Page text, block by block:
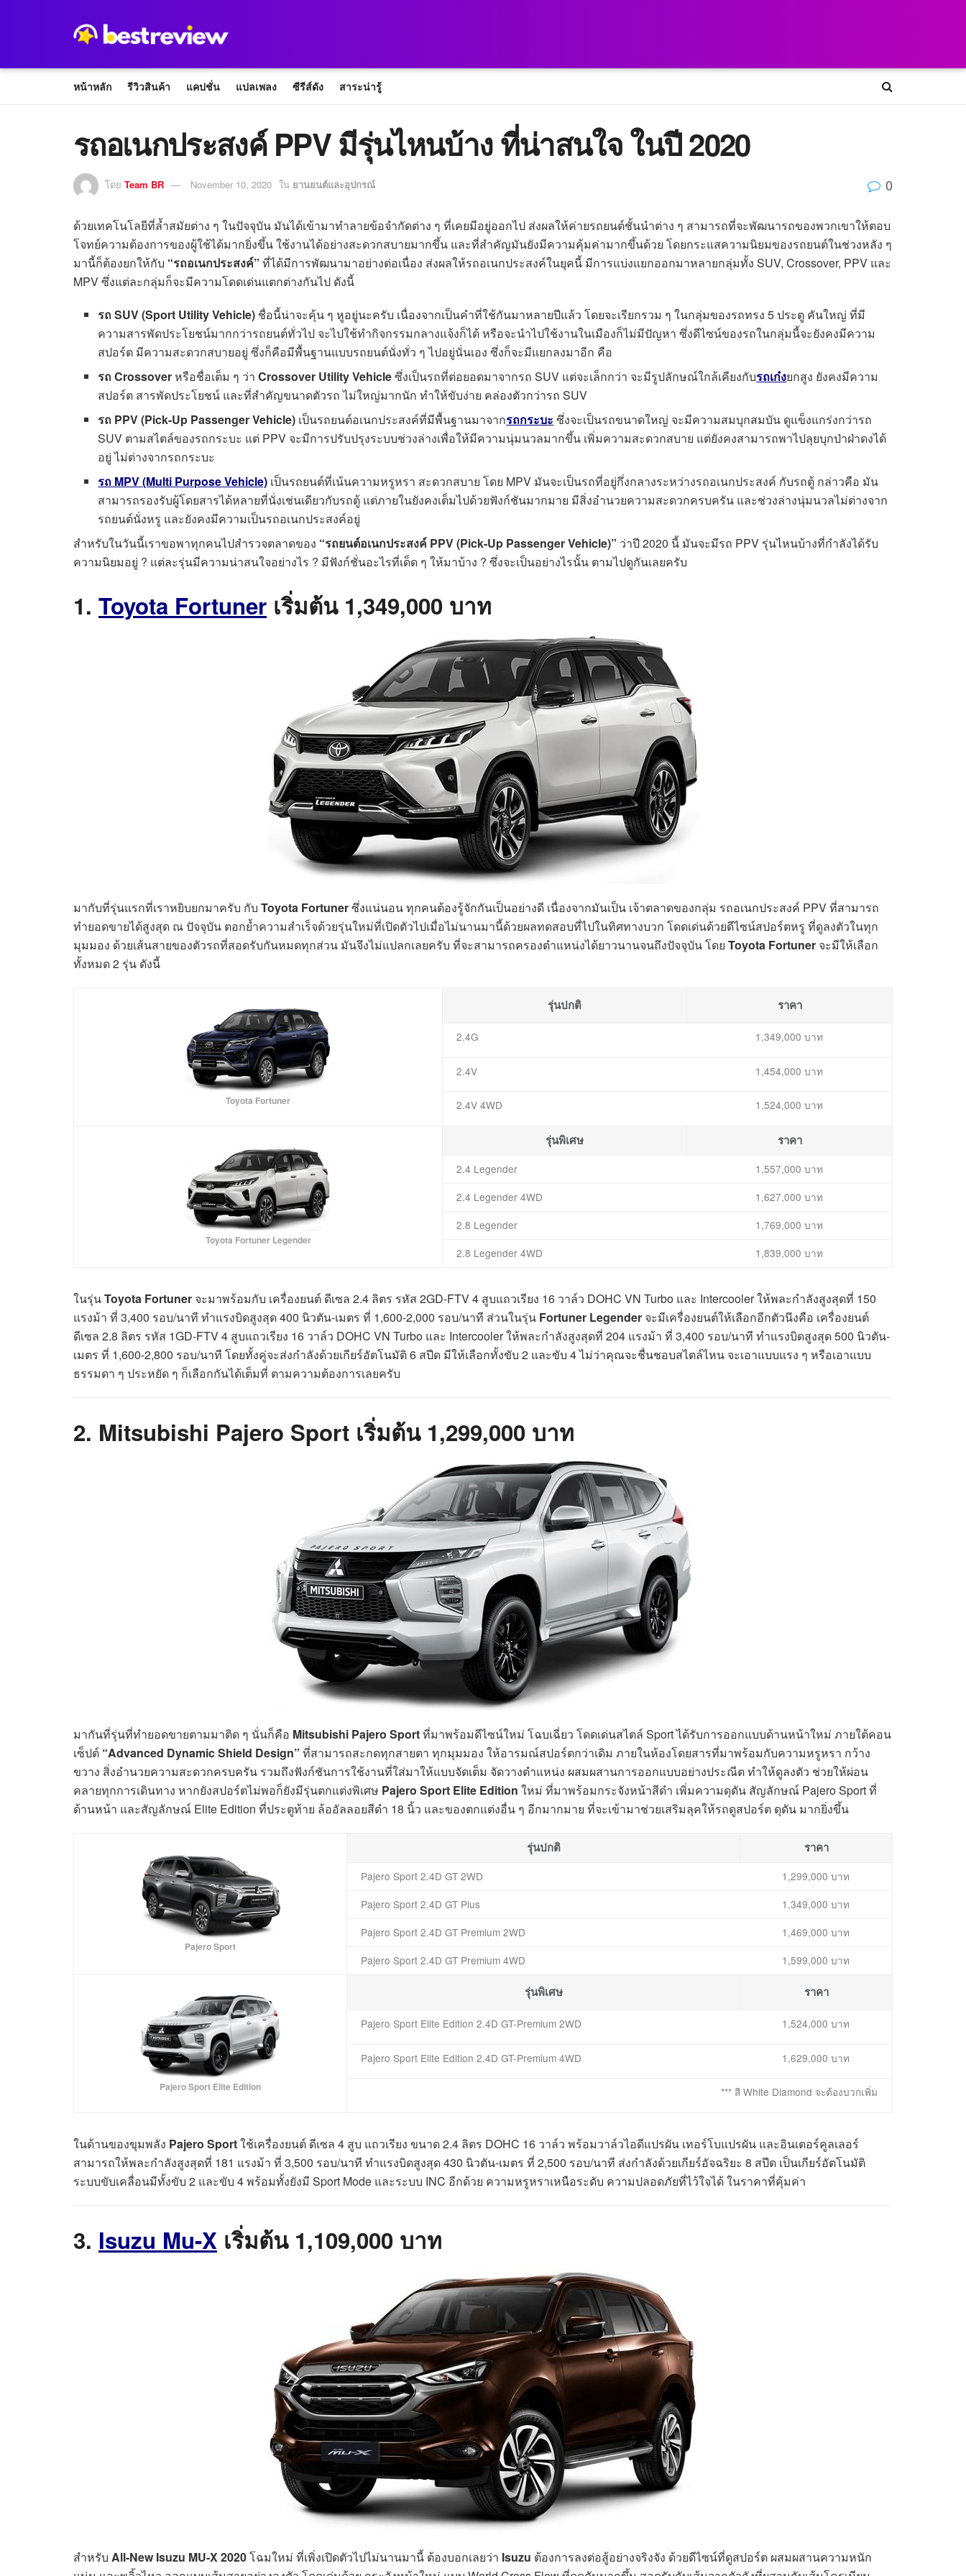
หน้าหลัก รีวิวสินค้า แคปชั่น แปลเพลง ซีรีส์ดัง สาระน่ารู้
รถอเนกประสงค์ PPV มีรุ่นไหนบ้าง ที่น่าสนใจ ในปี 2020
โดย Team BR November 10, 2020 ใน ยานยนต์และอุปกรณ์ 0
ด้วยเทคโนโลยีที่ล้ำสมัยต่าง ๆ ในปัจจุบัน มันได้เข้ามาทำลายข้อจำกัดต่าง ๆ ที่เคยมีอยู่ออกไป ส่งผลให้ค่ายรถยนต์ชั้นนำต่าง ๆ สามารถที่จะพัฒนารถของพวกเขาให้ตอบ
โจทย์ความต้องการของผู้ใช้ได้มากยิ่งขึ้น ใช้งานได้อย่างสะดวกสบายมากขึ้น และที่สำคัญมันยังมีความคุ้มค่ามากขึ้นด้วย โดยกระแสความนิยมของรถยนต์ในช่วงหลัง ๆ
มานี้ก็ต้องยกให้กับ “รถอเนกประสงค์” ที่ได้มีการพัฒนามาอย่างต่อเนื่อง ส่งผลให้รถอเนกประสงค์ในยุคนี้ มีการแบ่งแยกออกมาหลายกลุ่มทั้ง SUV, Crossover, PPV และ
MPV ซึ่งแต่ละกลุ่มก็จะมีความโดดเด่นแตกต่างกันไป ดังนี้
รถ SUV (Sport Utility Vehicle) ชื่อนี้น่าจะคุ้น ๆ หูอยู่นะครับ เนื่องจากเป็นคำที่ใช้กันมาหลายปีแล้ว โดยจะเรียกรวม ๆ ในกลุ่มของรถทรง 5 ประตู คันใหญ่ ที่มี
ความสารพัดประโยชน์มากกว่ารถยนต์ทั่วไป จะไปใช้ทำกิจกรรมกลางแจ้งก็ได้ หรือจะนำไปใช้งานในเมืองก็ไม่มีปัญหา ซึ่งดีไซน์ของรถในกลุ่มนี้จะยังคงมีความ
สปอร์ต มีความสะดวกสบายอยู่ ซึ่งก็คือมีพื้นฐานแบบรถยนต์นั่งทั่ว ๆ ไปอยู่นั่นเอง ซึ่งก็จะมีแยกลงมาอีก คือ
รถ Crossoverหรือชื่อเต็ม ๆ ว่าCrossover Utility Vehicleซึ่งเป็นรถที่ต่อยอดมาจากรถ SUV แต่จะเล็กกว่า จะมีรูปลักษณ์ใกล้เคียงกับรถเก๋งยกสูง ยังคงมีความ
สปอร์ต สารพัดประโยชน์ และที่สำคัญขนาดตัวรถ ไม่ใหญ่มากนัก ทำให้ขับง่าย คล่องตัวกว่ารถ SUV
รถ PPV (Pick-Up Passenger Vehicle) เป็นรถยนต์อเนกประสงค์ที่มีพื้นฐานมาจากรถกระบะ ซึ่งจะเป็นรถขนาดใหญ่ จะมีความสมบุกสมบัน ดูแข็งแกร่งกว่ารถ
SUV ตามสไตล์ของรถกระบะ แต่ PPV จะมีการปรับปรุงระบบช่วงล่างเพื่อให้มีความนุ่มนวลมากขึ้น เพิ่มความสะดวกสบาย แต่ยังคงสามารถพาไปลุยบุกป่าฝ่าดงได้
อยู่ ไม่ต่างจากรถกระบะ
รถ MPV (Multi Purpose Vehicle) เป็นรถยนต์ที่เน้นความหรูหรา สะดวกสบาย โดย MPV มันจะเป็นรถที่อยู่กึ่งกลางระหว่างรถอเนกประสงค์ กับรถตู้ กล่าวคือ มัน
สามารถรองรับผู้โดยสารได้หลายที่นั่งเช่นเดียวกับรถตู้ แต่ภายในยังคงเต็มไปด้วยฟังก์ชันมากมาย มีสิ่งอำนวยความสะดวกครบครัน และช่วงล่างนุ่มนวลไม่ต่างจาก
รถยนต์นั่งหรู และยังคงมีความเป็นรถอเนกประสงค์อยู่
สำหรับในวันนี้เราขอพาทุกคนไปสำรวจตลาดของ “รถยนต์อเนกประสงค์ PPV (Pick-Up Passenger Vehicle)” ว่าปี 2020 นี้ มันจะมีรถ PPV รุ่นไหนบ้างที่กำลังได้รับ
ความนิยมอยู่ ? แต่ละรุ่นมีความน่าสนใจอย่างไร ? มีฟังก์ชั่นอะไรที่เด็ด ๆ ให้มาบ้าง ? ซึ่งจะเป็นอย่างไรนั้น ตามไปดูกันเลยครับ
1. Toyota Fortuner เริ่มต้น 1,349,000 บาท
มากับที่รุ่นแรกที่เราหยิบยกมาครับ กับ Toyota Fortunerซึ่งแน่นอน ทุกคนต้องรู้จักกันเป็นอย่างดี เนื่องจากมันเป็น เจ้าตลาดของกลุ่ม รถอเนกประสงค์ PPV ที่สามารถ
ทำยอดขายได้สูงสุด ณ ปัจจุบัน ตอกย้ำความสำเร็จด้วยรุ่นใหม่ที่เปิดตัวไปเมื่อไม่นานมานี้ด้วยผลทดสอบที่ไปในทิศทางบวก โดดเด่นด้วยดีไซน์สปอร์ตหรู ที่ดูลงตัวในทุก
มุมมอง ด้วยเส้นสายของตัวรถที่สอดรับกันหมดทุกส่วน มันจึงไม่แปลกเลยครับ ที่จะสามารถครองตำแหน่งได้ยาวนานจนถึงปัจจุบัน โดย Toyota Fortuner จะมีให้เลือก
ทั้งหมด 2 รุ่น ดังนี้
Toyota Fortuner
รุ่นปกติ ราคา
2.4G 1,349,000 บาท
2.4V 1,454,000 บาท
2.4V 4WD 1,524,000 บาท
Toyota Fortuner Legender
รุ่นพิเศษ ราคา
2.4 Legender
1,557,000 บาท
2.4 Legender 4WD
1,627,000 บาท
2.8 Legender
1,769,000 บาท
2.8 Legender 4WD
1,839,000 บาท
ในรุ่นToyota Fortuner จะมาพร้อมกับ เครื่องยนต์ ดีเซล 2.4 ลิตร รหัส 2GD-FTV 4 สูบแถวเรียง 16 วาล์ว DOHC VN Turbo และ Intercooler ให้พละกำลังสูงสุดที่ 150
แรงม้า ที่ 3,400 รอบ/นาที ทำแรงบิดสูงสุด 400 นิวตัน-เมตร ที่ 1,600-2,000 รอบ/นาที ส่วนในรุ่น Fortuner Legender จะมีเครื่องยนต์ให้เลือกอีกตัวนึงคือ เครื่องยนต์
ดีเซล 2.8 ลิตร รหัส 1GD-FTV 4 สูบแถวเรียง 16 วาล์ว DOHC VN Turbo และ Intercooler ให้พละกำลังสูงสุดที่ 204 แรงม้า ที่ 3,400 รอบ/นาที ทำแรงบิดสูงสุด 500 นิวตัน-
เมตร ที่ 1,600-2,800 รอบ/นาที โดยทั้งคู่จะส่งกำลังด้วยเกียร์อัตโนมัติ 6 สปีด มีให้เลือกทั้งขับ 2 และขับ 4 ไม่ว่าคุณจะชื่นชอบสไตล์ไหน จะเอาแบบแรง ๆ หรือเอาแบบ
ธรรมดา ๆ ประหยัด ๆ ก็เลือกกันได้เต็มที่ ตามความต้องการเลยครับ
2. Mitsubishi Pajero Sport เริ่มต้น 1,299,000 บาท
มากันที่รุ่นที่ทำยอดขายตามมาติด ๆ นั่นก็คือ Mitsubishi Pajero Sportที่มาพร้อมดีไซน์ใหม่ โฉบเฉี่ยว โดดเด่นสไตล์ Sport ได้รับการออกแบบด้านหน้าใหม่ ภายใต้คอน
เซ็ปต์ “Advanced Dynamic Shield Design” ที่สามารถสะกดทุกสายตา ทุกมุมมอง ให้อารมณ์สปอร์ตกว่าเดิม ภายในห้องโดยสารที่มาพร้อมกับความหรูหรา กว้าง
ขวาง สิ่งอำนวยความสะดวกครบครัน รวมถึงฟังก์ชันการใช้งานที่ใส่มาให้แบบจัดเต็ม จัดวางตำแหน่ง ผสมผสานการออกแบบอย่างประณีต ทำให้ดูลงตัว ช่วยให้ผ่อน
คลายทุกการเดินทาง หากยังสปอร์ตไม่พอก็ยังมีรุ่นตกแต่งพิเศษ Pajero Sport Elite Edition ใหม่ ที่มาพร้อมกระจังหน้าสีดำ เพิ่มความดุดัน สัญลักษณ์ Pajero Sport ที่
ด้านหน้า และสัญลักษณ์ Elite Edition ที่ประตูท้าย ล้ออัลลอยสีดำ 18 นิ้ว และของตกแต่งอื่น ๆ อีกมากมาย ที่จะเข้ามาช่วยเสริมลุคให้รถดูสปอร์ต ดุดัน มากยิ่งขึ้น
Pajero Sport
รุ่นปกติ ราคา
Pajero Sport 2.4D GT 2WD
1,299,000 บาท
Pajero Sport 2.4D GT Plus
1,349,000 บาท
Pajero Sport 2.4D GT Premium 2WD
1,469,000 บาท
Pajero Sport 2.4D GT Premium 4WD
1,599,000 บาท
Pajero Sport Elite Edition
รุ่นพิเศษ ราคา
Pajero Sport Elite Edition 2.4D GT-Premium 2WD 1,524,000 บาท
Pajero Sport Elite Edition 2.4D GT-Premium 4WD 1,629,000 บาท
*** สี White Diamond จะต้องบวกเพิ่ม
ในด้านของขุมพลัง Pajero Sportใช้เครื่องยนต์ ดีเซล 4 สูบ แถวเรียง ขนาด 2.4 ลิตร DOHC 16 วาล์ว พร้อมวาล์วไอดีแปรผัน เทอร์โบแปรผัน และอินเตอร์คูลเลอร์
สามารถให้พละกำลังสูงสุดที่ 181 แรงม้า ที่ 3,500 รอบ/นาที ทำแรงบิดสูงสุด 430 นิวตัน-เมตร ที่ 2,500 รอบ/นาที ส่งกำลังด้วยเกียร์อัจฉริยะ 8 สปีด เป็นเกียร์อัตโนมัติ
ระบบขับเคลื่อนมีทั้งขับ 2 และขับ 4 พร้อมทั้งยังมี Sport Mode และระบบ INC อีกด้วย ความหรูหราเหนือระดับ ความปลอดภัยที่ไว้ใจได้ ในราคาที่คุ้มค่า
3. Isuzu Mu-X เริ่มต้น 1,109,000 บาท
สำหรับ All-New Isuzu MU-X 2020โฉมใหม่ ที่เพิ่งเปิดตัวไปไม่นานมานี้ ต้องบอกเลยว่า Isuzu ต้องการลงต่อสู้อย่างจริงจัง ด้วยดีไซน์ที่ดูสปอร์ต ผสมผสานความหนัก